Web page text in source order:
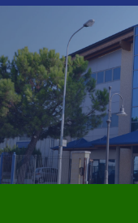
PRODOTTI
NORMATIVE
MEDIA
DOWNLOAD
SERVIZIO CLIENTI